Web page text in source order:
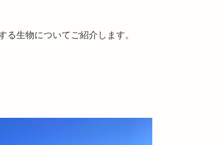
生物についてご紹介します。